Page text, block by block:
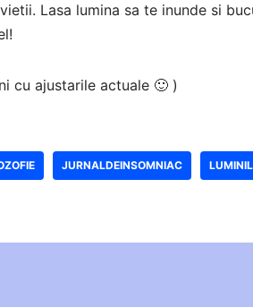
Lasa lumina sa te inunde si
cu ajustarile actuale 🙂 )
JURNALDEINSOMNIAC